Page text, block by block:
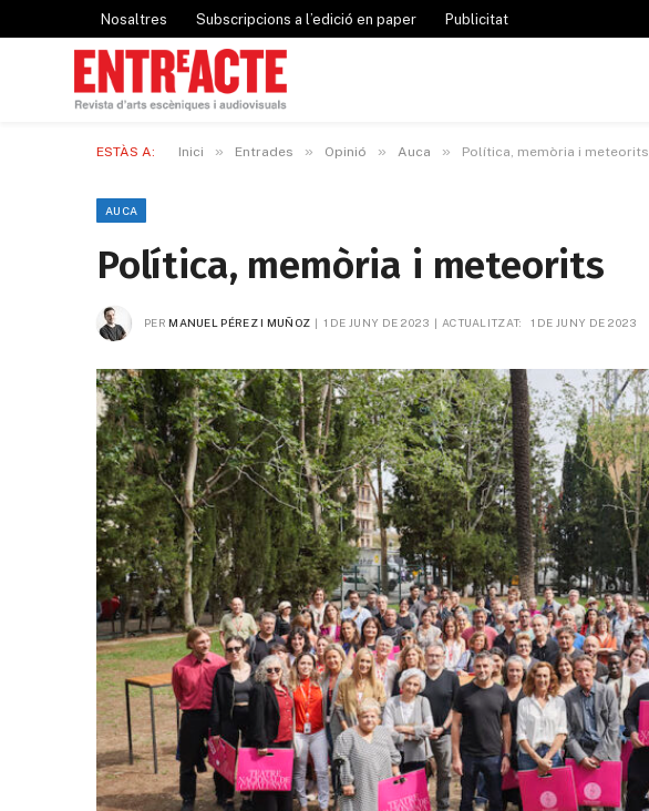
Nosaltres Subscripcions a l’edició en paper Publicitat
ESTÀS A: Inici » Entrades » Opinió » Auca » Política, memòria i meteorits
AUCA
Política, memòria i meteorits
PER MANUEL PÉREZ I MUÑOZ 1 DE JUNY DE 2023 ACTUALITZAT: 1 DE JUNY DE 2023